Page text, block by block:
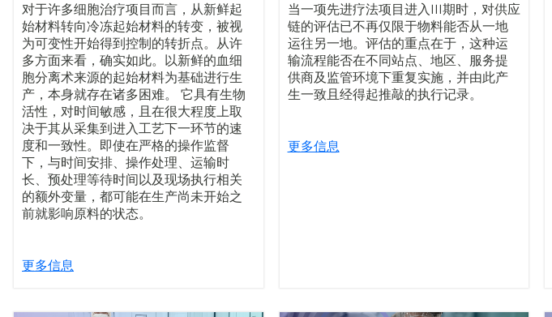
对于许多细胞治疗项目而言，从新鲜起
始材料转向冷冻起始材料的转变，被视
为可变性开始得到控制的转折点。从许
多方面来看，确实如此。以新鲜的血细
胞分离术来源的起始材料为基础进行生
产，本身就存在诸多困难。 它具有生物
活性，对时间敏感，且在很大程度上取
决于其从采集到进入工艺下一环节的速
度和一致性。即使在严格的操作监督
下，与时间安排、操作处理、运输时
长、预处理等待时间以及现场执行相关
的额外变量，都可能在生产尚未开始之
前就影响原料的状态。
更多信息
当一项先进疗法项目进入III期时，对供应
链的评估已不再仅限于物料能否从一地
运往另一地。评估的重点在于，这种运
输流程能否在不同站点、地区、服务提
供商及监管环境下重复实施，并由此产
生一致且经得起推敲的执行记录。
更多信息